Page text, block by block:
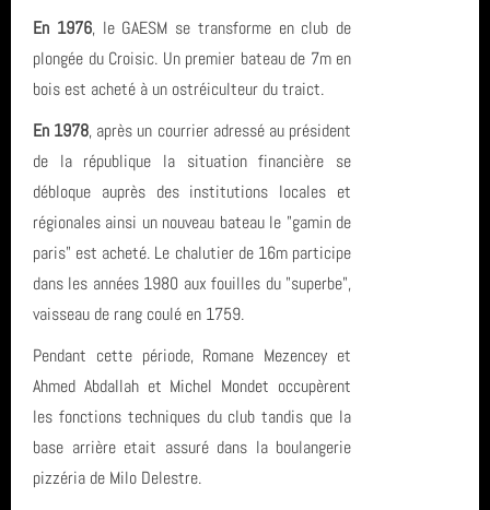
Formation (11)
Inscription et tarifs (13)
La plongée (4)
Actualités - Vie du club (33)
Archives (14)
Photos et videos (3)
Sortie (15)
Bio & Environnement (10)
nouvelle saison sportive 2026-2027 🤿
Projet de sciences participatives Parc éolien St Nazaire - 10ième
Faîtes du Sport 2026 : le GAP a relevé le défi de la découverte
subaquatique
Un week-end d'immersion au cœur de la Côte de Granit Rose à
Initiation au Hockey Subaquatique le 01 juin 2026
Mots clés
formation
séjour
Roses
Ploumanach Cotes dArmor
Octobre
Le Croisic
plongée
St Nazaire
Derniers commentaires
Matt a dit : Bravo à vous pour cette épreuve ...
Matt a dit : Bravo à toute l'équipe et aux no...
Archives
juillet 2026 (1)
juin 2026 (4)
mai 2026 (1)
avril 2026 (2)
mars 2026 (3)
Fil des articles
En 1976, le GAESM se transforme en club de
plongée du Croisic. Un premier bateau de 7m en
bois est acheté à un ostréiculteur du traict.
En 1978, après un courrier adressé au président
de la république la situation financière se
débloque auprès des institutions locales et
régionales ainsi un nouveau bateau le "gamin de
paris" est acheté. Le chalutier de 16m participe
dans les années 1980 aux fouilles du "superbe",
vaisseau de rang coulé en 1759.
Pendant cette période, Romane Mezencey et
Ahmed Abdallah et Michel Mondet occupèrent
les fonctions techniques du club tandis que la
base arrière etait assuré dans la boulangerie
pizzéria de Milo Delestre.